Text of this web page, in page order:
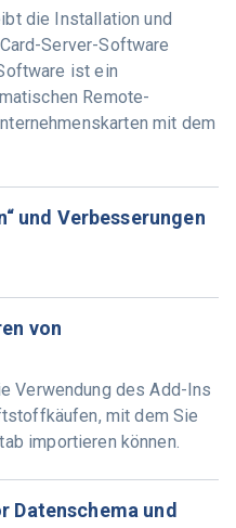
die Installation und
Server-Software
ist ein
Remote-
mit dem
und Verbesserungen
von
Verwendung des Add-Ins
mit dem Sie
importieren können.
Datenschema und